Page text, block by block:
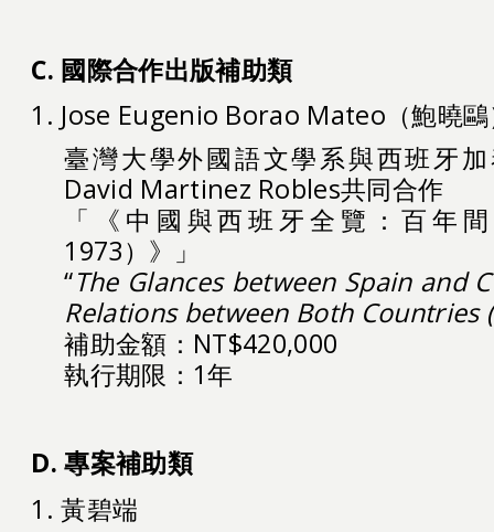
C. 國際合作出版補助類
1. Jose Eugenio Borao Mateo（鮑曉
臺灣大學外國語文學系與西班牙
David Martinez Robles共同合作
「《中國與西班牙全覽：百年
1973）》」
“The Glances between Spain and
Relations between Both Countries
補助金額：NT$420,000
執行期限：1年
D. 專案補助類
1. 黃碧端